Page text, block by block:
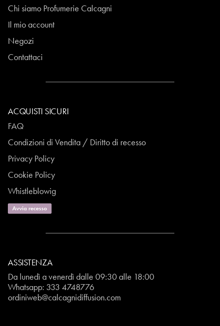
Chi siamo Profumerie Calcagni
Il mio account
Negozi
Contattaci
ACQUISTI SICURI
FAQ
Condizioni di Vendita / Diritto di recesso
Privacy Policy
Cookie Policy
Whistleblowig
Avvia recesso
ASSISTENZA
Da lunedì a venerdì dalle 09:30 alle 18:00
Whatsapp: 333 4748776
ordiniweb@calcagnidiffusion.com